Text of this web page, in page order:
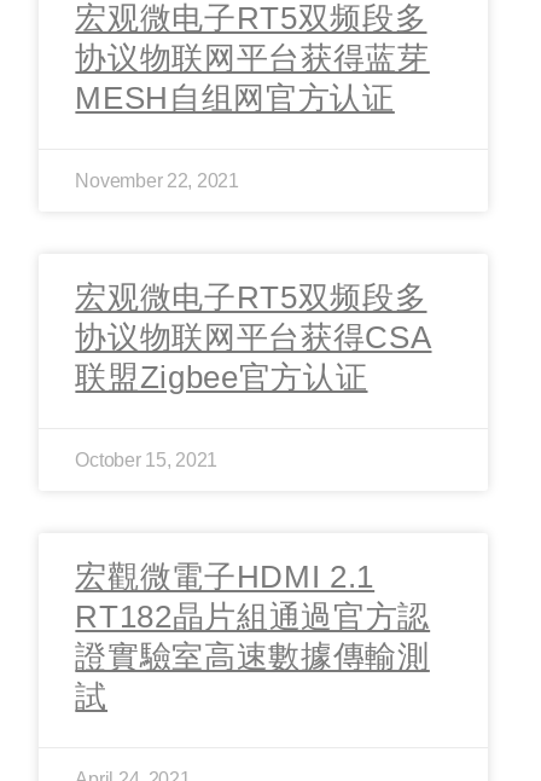
宏观微电子RT5双频段多
协议物联网平台获得蓝芽
MESH自组网官方认证
November 22, 2021
宏观微电子RT5双频段多
协议物联网平台获得CSA
联盟Zigbee官方认证
October 15, 2021
宏觀微電子HDMI 2.1
RT182晶片組通過官方認
證實驗室高速數據傳輸測
試